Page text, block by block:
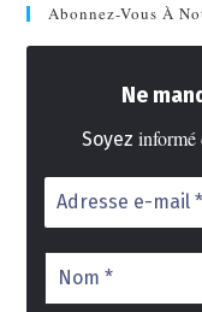
Abonnez-Vous À
Ne
Soyez informé